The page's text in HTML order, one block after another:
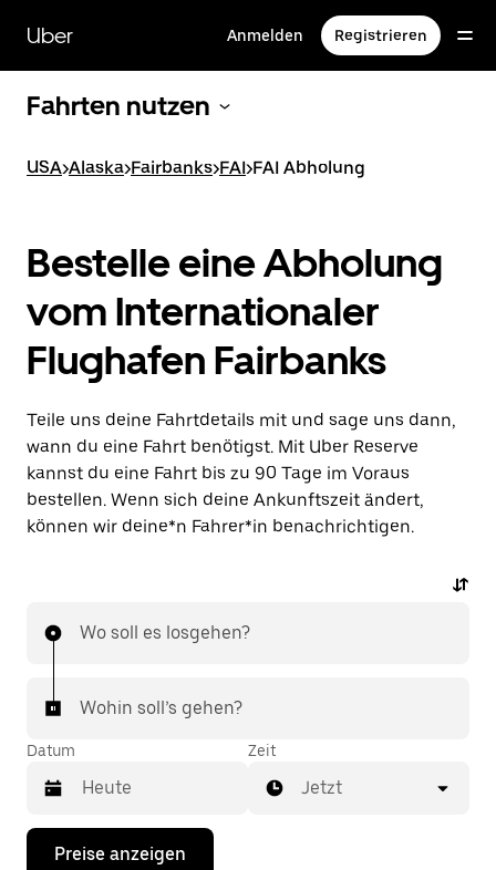
zum
Hauptinhalt
Uber Anmelden Registrieren
Fahrten nutzen
USA>Alaska>Fairbanks>FAI>FAI Abholung
Bestelle eine Abholung
vom Internationaler
Flughafen Fairbanks
Teile uns deine Fahrtdetails mit und sage uns dann,
wann du eine Fahrt benötigst. Mit Uber Reserve
kannst du eine Fahrt bis zu 90 Tage im Voraus
bestellen. Wenn sich deine Ankunftszeit ändert,
können wir deine*n Fahrer*in benachrichtigen.
Wo soll es losgehen?
Wohin soll’s gehen?
Datum
Drücke
Zeit
Jetzt
Preise anzeigen